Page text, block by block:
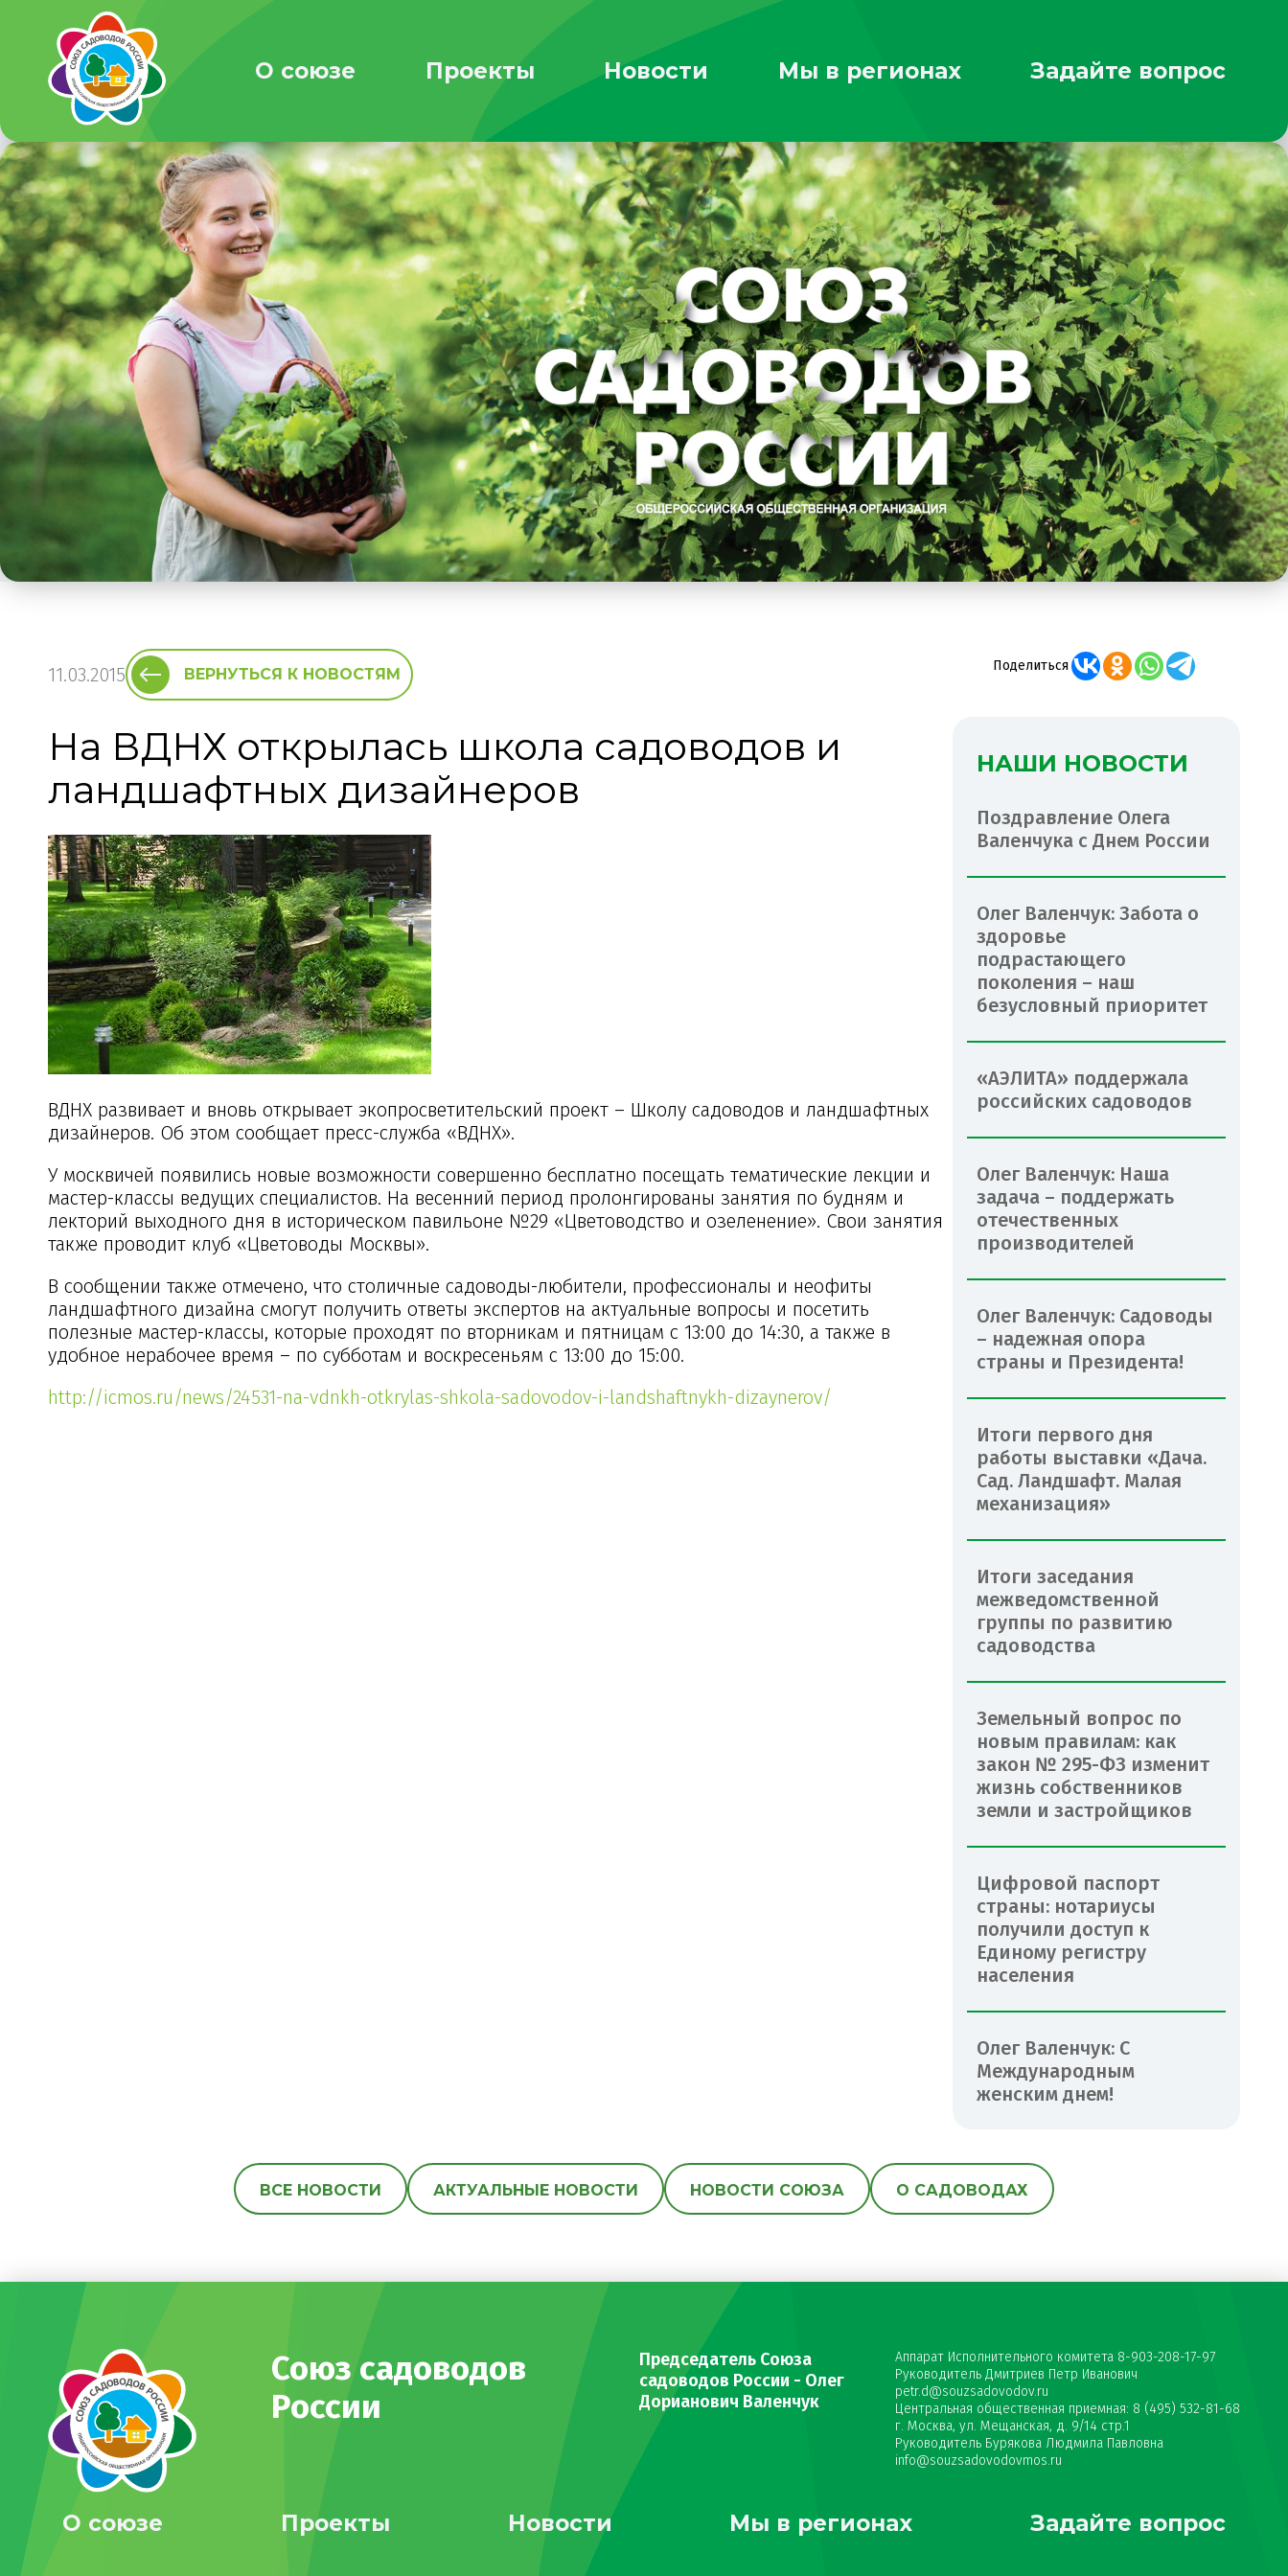
О союзе Проекты Новости Мы в регионах Задайте вопрос
11.03.2015 ВЕРНУТЬСЯ К НОВОСТЯМ
На ВДНХ открылась школа садоводов и
ландшафтных дизайнеров
ВДНХ развивает и вновь открывает экопросветительский проект – Школу садоводов и ландшафтных
дизайнеров. Об этом сообщает пресс-служба «ВДНХ».
У москвичей появились новые возможности совершенно бесплатно посещать тематические лекции и
мастер-классы ведущих специалистов. На весенний период пролонгированы занятия по будням и
лекторий выходного дня в историческом павильоне №29 «Цветоводство и озеленение». Свои занятия
также проводит клуб «Цветоводы Москвы».
В сообщении также отмечено, что столичные садоводы-любители, профессионалы и неофиты
ландшафтного дизайна смогут получить ответы экспертов на актуальные вопросы и посетить
полезные мастер-классы, которые проходят по вторникам и пятницам с 13:00 до 14:30, а также в
удобное нерабочее время – по субботам и воскресеньям с 13:00 до 15:00.
http://icmos.ru/news/24531-na-vdnkh-otkrylas-shkola-sadovodov-i-landshaftnykh-dizaynerov/
Поделиться
НАШИ НОВОСТИ
Поздравление Олега
Валенчука с Днем России
Олег Валенчук: Забота о
здоровье
подрастающего
поколения – наш
безусловный приоритет
«АЭЛИТА» поддержала
российских садоводов
Олег Валенчук: Наша
задача – поддержать
отечественных
производителей
Олег Валенчук: Садоводы
– надежная опора
страны и Президента!
Итоги первого дня
работы выставки «Дача.
Сад. Ландшафт. Малая
механизация»
Итоги заседания
межведомственной
группы по развитию
садоводства
Земельный вопрос по
новым правилам: как
закон № 295-ФЗ изменит
жизнь собственников
земли и застройщиков
Цифровой паспорт
страны: нотариусы
получили доступ к
Единому регистру
населения
Олег Валенчук: С
Международным
женским днем!
ВСЕ НОВОСТИ АКТУАЛЬНЫЕ НОВОСТИ НОВОСТИ СОЮЗА О САДОВОДАХ
Союз садоводов
России
Председатель Союза
садоводов России - Олег
Дорианович Валенчук
Аппарат Исполнительного комитета 8-903-208-17-97
Руководитель Дмитриев Петр Иванович
petr.d@souzsadovodov.ru
Центральная общественная приемная: 8 (495) 532-81-68
г. Москва, ул. Мещанская, д. 9/14 стр.1
Руководитель Бурякова Людмила Павловна
info@souzsadovodovmos.ru
О союзе Проекты Новости Мы в регионах Задайте вопрос